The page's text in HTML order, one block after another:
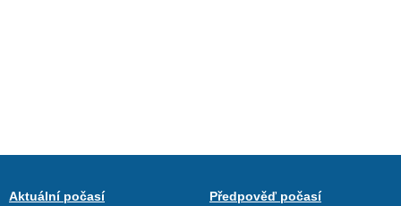
Aktuální počasí
Předpověď počasí